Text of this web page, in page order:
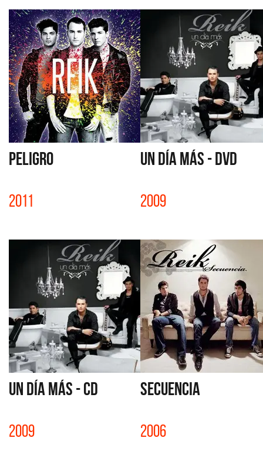
PELIGRO
2011
UN DÍA MÁS - DVD
2009
UN DÍA MÁS - CD
2009
SECUENCIA
2006